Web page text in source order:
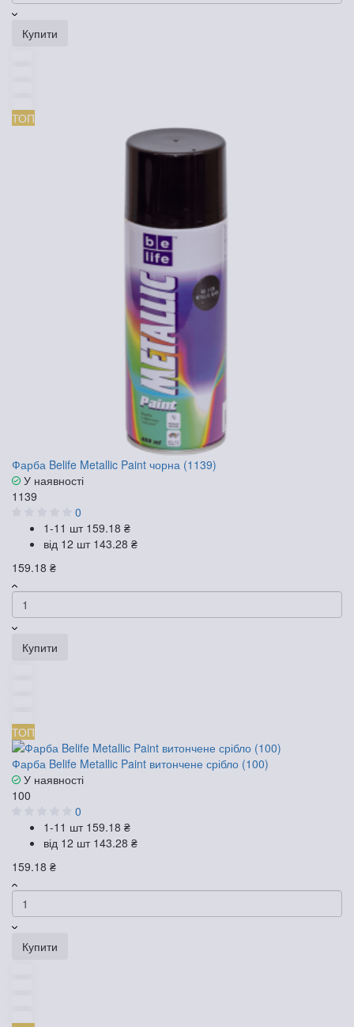
Купити
ТОП
Фарба Belife Metallic Paint чорна (1139)
У наявності
1139
0
1-11 шт 159.18 ₴
від 12 шт 143.28 ₴
159.18 ₴
Купити
ТОП
Фарба Belife Metallic Paint витончене срібло (100)
У наявності
100
0
1-11 шт 159.18 ₴
від 12 шт 143.28 ₴
159.18 ₴
Купити